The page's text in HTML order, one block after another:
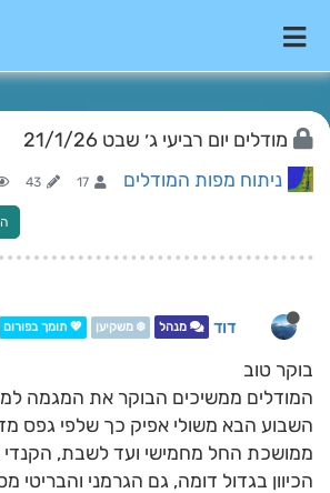
מודלים יום רביעי ג׳ שבט 21/1/26
ניתוח מפות המודלים 17
43
דוד מנהל ❄️ משקיען 💖 תומך בפורום
בוקר טוב
המודלים ממשיכים הבוקר את המגמה
השבוע הבא משולי אפיק כך שלפי גפס
ממושכת החל מחמישי ועד לשבת, הקנדי
הכיוון בגדול דומה, גם הגרמני והבריטי